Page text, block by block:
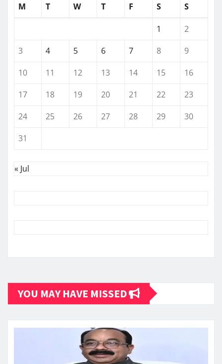
M
T W T F S S
1
2
3
4 5 6 7 8
9
10
11 12 13 14 15
16
17
18 19 20 21 22
23
24
25 26 27 28 29
30
31
« Jul
YOU MAY HAVE MISSED